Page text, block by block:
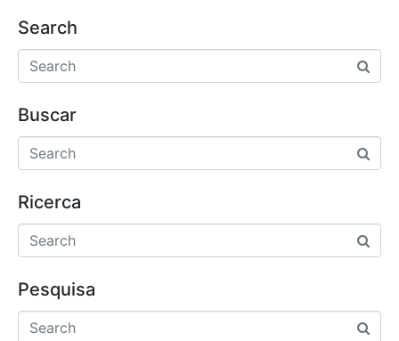
Search
Buscar
Ricerca
Pesquisa